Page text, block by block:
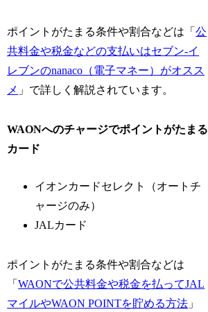
ポイントがたまる条件や割合などは「公
共料金や税金などの支払いはセブン-イ
レブンのnanaco（電子マネー）がオスス
メ 」で詳しく解説されています。
WAONへのチャージでポイントがたまる
カード
イオンカードセレクト（オートチ
ャージのみ）
JALカード
ポイントがたまる条件や割合などは
「WAONで公共料金や税金を払ってJAL
マイルやWAON POINTを貯める方法 」